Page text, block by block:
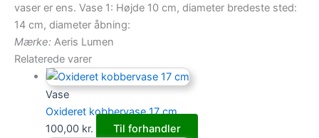
vaser er ens. Vase 1: Højde 10 cm, diameter bredeste sted:
14 cm, diameter åbning:
Mærke: Aeris Lumen
Relaterede varer
Vase
Oxideret kobbervase 17 cm
100,00 kr. Til forhandler